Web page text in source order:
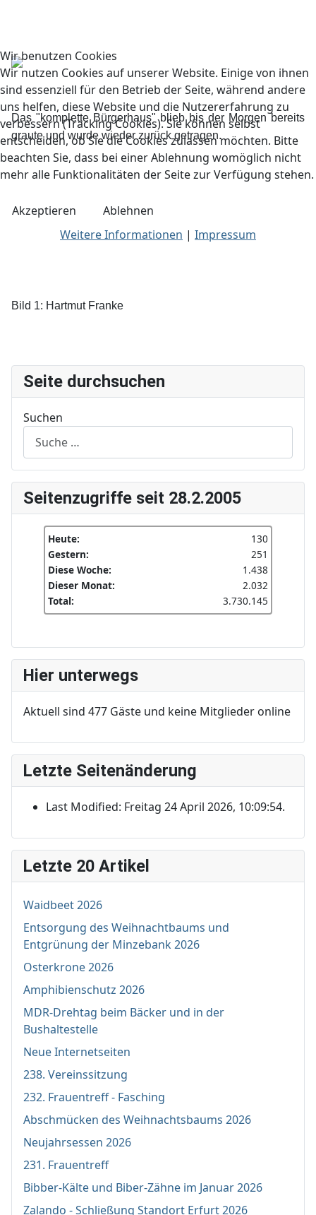
Das "komplette Bürgerhaus" blieb bis der Morgen bereits
graute und wurde wieder zurück getragen.
Bild 1: Hartmut Franke
Seite durchsuchen
Suchen
Seitenzugriffe seit 28.2.2005
Heute:
130
Gestern:
251
Diese Woche:
1.438
Dieser Monat:
2.032
Total:
3.730.145
Hier unterwegs
Aktuell sind 477 Gäste und keine Mitglieder online
Letzte Seitenänderung
Last Modified: Freitag 24 April 2026, 10:09:54.
Letzte 20 Artikel
Waidbeet 2026
Entsorgung des Weihnachtbaums und
Entgrünung der Minzebank 2026
Osterkrone 2026
Amphibienschutz 2026
MDR-Drehtag beim Bäcker und in der
Bushaltestelle
Neue Internetseiten
238. Vereinssitzung
232. Frauentreff - Fasching
Abschmücken des Weihnachtsbaums 2026
Neujahrsessen 2026
231. Frauentreff
Bibber-Kälte und Biber-Zähne im Januar 2026
Zalando - Schließung Standort Erfurt 2026
Wir benutzen Cookies
Wir nutzen Cookies auf unserer Website. Einige von ihnen
sind essenziell für den Betrieb der Seite, während andere
uns helfen, diese Website und die Nutzererfahrung zu
verbessern (Tracking Cookies). Sie können selbst
entscheiden, ob Sie die Cookies zulassen möchten. Bitte
beachten Sie, dass bei einer Ablehnung womöglich nicht
mehr alle Funktionalitäten der Seite zur Verfügung stehen.
Akzeptieren
Ablehnen
Weitere Informationen | Impressum